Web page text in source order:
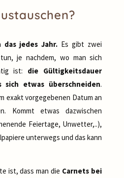
das jedes Jahr. Es gibt zwei
je nachdem, wo man sich
ist: die Gültigkeitsdauer
sich etwas überschneiden.
exakt vorgegebenen Datum an
Kommt etwas dazwischen
Feiertage, Unwetter,..),
unterwegs und das kann
ist, dass man die Carnets bei